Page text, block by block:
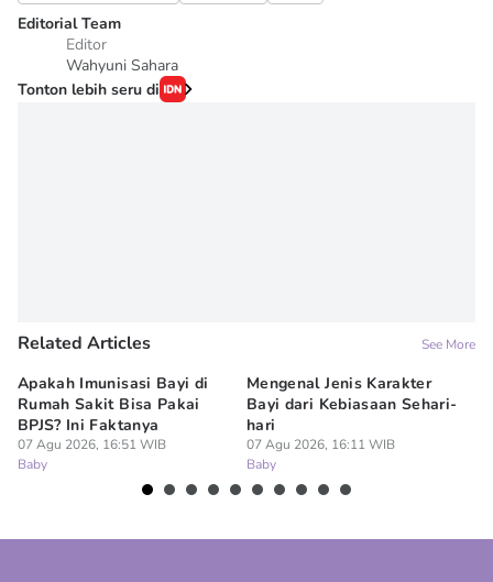
Editorial Team
Editor
Wahyuni Sahara
Tonton lebih seru di
Related Articles See More
Apakah Imunisasi Bayi di
Rumah Sakit Bisa Pakai
BPJS? Ini Faktanya
07 Agu 2026, 16:51 WIB
Baby
Mengenal Jenis Karakter
Bayi dari Kebiasaan Sehari-
hari
07 Agu 2026, 16:11 WIB
Baby